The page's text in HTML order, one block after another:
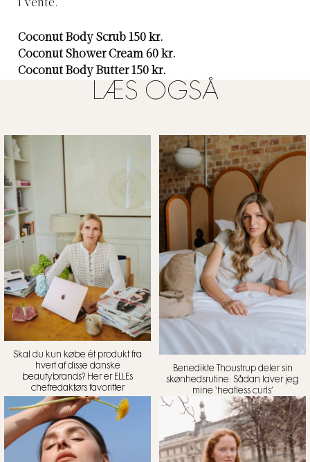
i vente.
Coconut Body Scrub 150 kr.
Coconut Shower Cream 60 kr.
Coconut Body Butter 150 kr.
LÆS OGSÅ
Skal du kun købe ét produkt fra
hvert af disse danske
beautybrands? Her er ELLEs
chefredaktørs favoritter
Benedikte Thoustrup deler sin
skønhedsrutine: Sådan laver jeg
mine ‘heatless curls’